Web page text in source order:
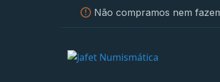
Não compramos nem